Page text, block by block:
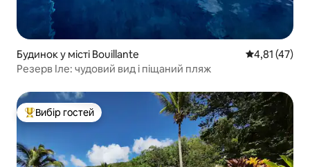
Будинок у місті Bouillante Середня
4,81 (47)
Резерв Іле: чудовий вид і піщаний пляж
Топ вибір гостей
Вибір гостей